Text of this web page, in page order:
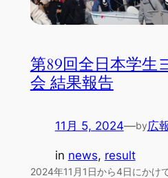
第89回全日本学生
会 結果報告
11月 5, 2024—by広
in news, result
2024年11月1日から4日にかけ